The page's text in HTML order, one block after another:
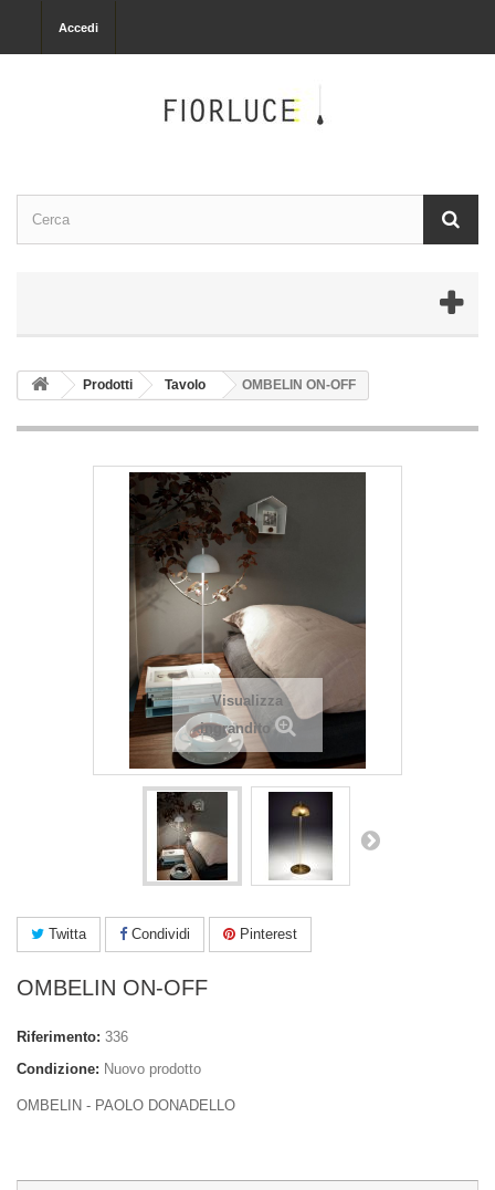
Accedi
Prodotti Tavolo OMBELIN ON-OFF
Visualizza
ingrandito
Twitta Condividi Pinterest
OMBELIN ON-OFF
Riferimento: 336
Condizione: Nuovo prodotto
OMBELIN - PAOLO DONADELLO